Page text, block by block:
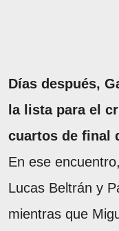
Días después,
la lista para el
cuartos de final
En ese
Lucas Beltrán y
mientras que